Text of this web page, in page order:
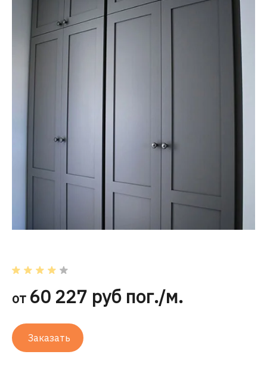
от 60 227 руб пог./м.
Заказать